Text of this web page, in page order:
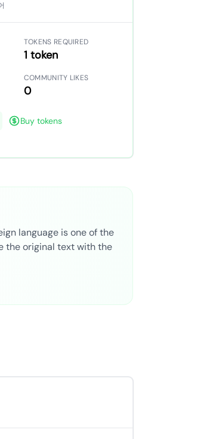
TOKENS REQUIRED
1 token
COMMUNITY LIKES
0
Buy tokens
language is one of the
the original text with the